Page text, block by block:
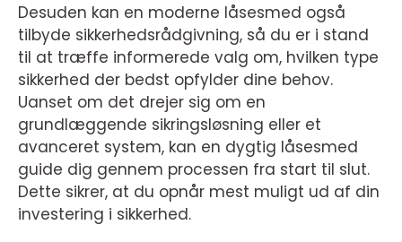
Desuden kan en moderne låsesmed også
tilbyde sikkerhedsrådgivning, så du er i stand
til at træffe informerede valg om, hvilken type
sikkerhed der bedst opfylder dine behov.
Uanset om det drejer sig om en
grundlæggende sikringsløsning eller et
avanceret system, kan en dygtig låsesmed
guide dig gennem processen fra start til slut.
Dette sikrer, at du opnår mest muligt ud af din
investering i sikkerhed.